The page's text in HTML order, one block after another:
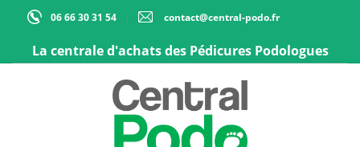
06 66 30 31 54 contact@central-podo.fr
La centrale d'achats des Pédicures Podologues